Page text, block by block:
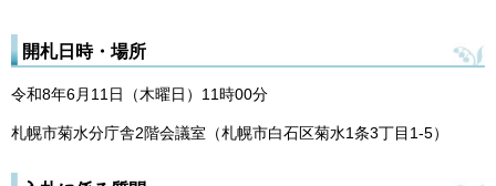
開札日時・場所
令和8年6月11日（木曜日）11時00分
札幌市菊水分庁舎2階会議室（札幌市白石区菊水1条3丁目1-5）